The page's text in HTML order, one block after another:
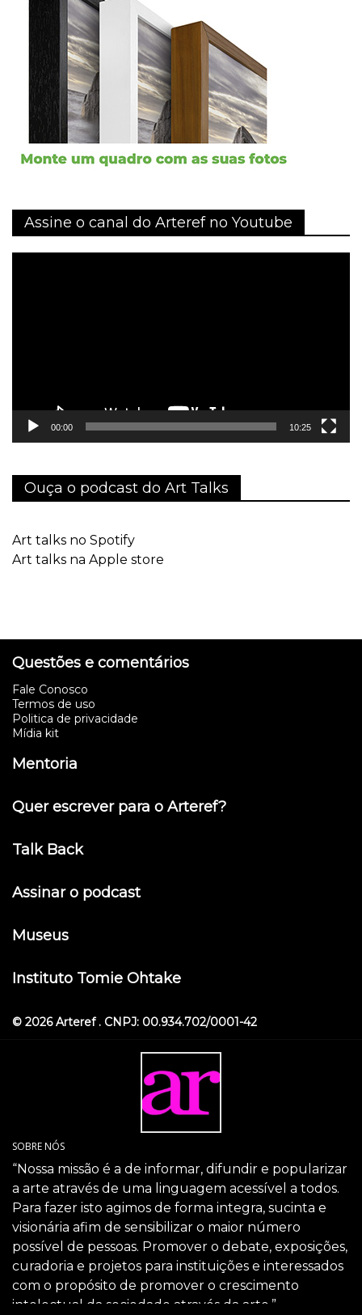
Assine o canal do Arteref no Youtube
00:00 10:25
Ouça o podcast do Art Talks
Art talks no Spotify
Art talks na Apple store
Questões e comentários
Fale Conosco
Termos de uso
Politica de privacidade
Mídia kit
Mentoria
Quer escrever para o Arteref?
Talk Back
Assinar o podcast
Museus
Instituto Tomie Ohtake
© 2026 Arteref . CNPJ: 00.934.702/0001-42
SOBRE NÓS
“Nossa missão é a de informar, difundir e popularizar
a arte através de uma linguagem acessível a todos.
Para fazer isto agimos de forma integra, sucinta e
visionária afim de sensibilizar o maior número
possível de pessoas. Promover o debate, exposições,
curadoria e projetos para instituições e interessados
com o propósito de promover o crescimento
intelectual da sociedade através da arte.”